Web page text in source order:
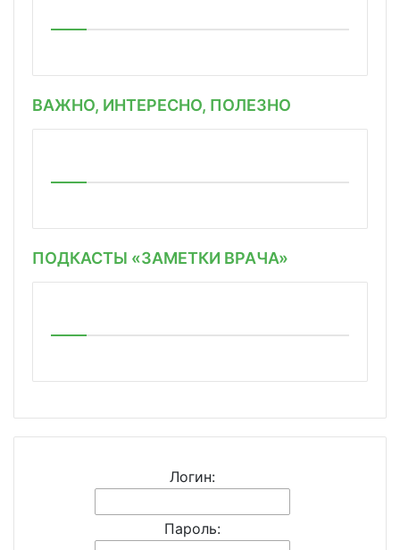
ВАЖНО, ИНТЕРЕСНО, ПОЛЕЗНО
ПОДКАСТЫ «ЗАМЕТКИ ВРАЧА»
Логин:
Пароль: